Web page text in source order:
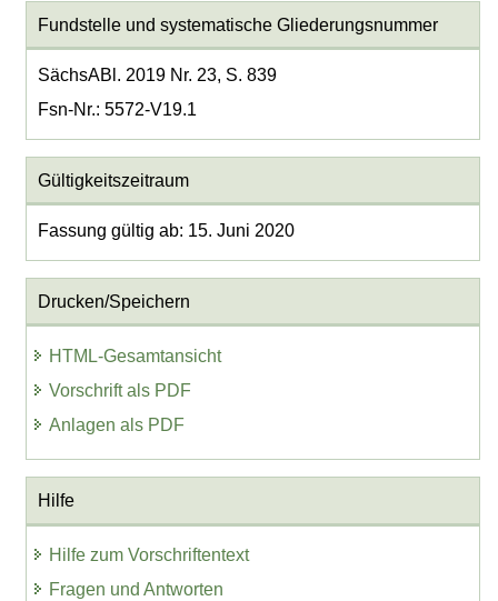
Fundstelle und systematische Gliederungsnummer
SächsABl. 2019 Nr. 23, S. 839
Fsn-Nr.: 5572-V19.1
Gültigkeitszeitraum
Fassung gültig ab: 15. Juni 2020
Drucken/Speichern
HTML-Gesamtansicht
Vorschrift als PDF
Anlagen als PDF
Hilfe
Hilfe zum Vorschriftentext
Fragen und Antworten